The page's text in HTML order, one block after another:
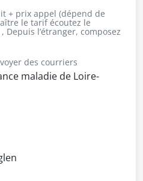
+ prix appel (dépend de
le tarif écoutez le
Depuis l’étranger, composez
des courriers
maladie de Loire-